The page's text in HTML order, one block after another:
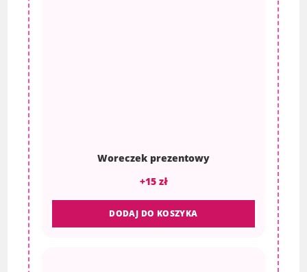
Woreczek prezentowy
+15 zł
DODAJ DO KOSZYKA